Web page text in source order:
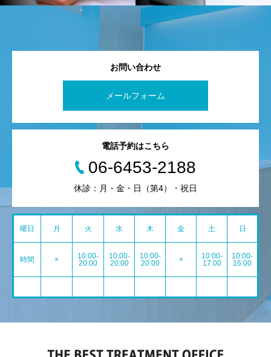
お問い合わせ
メールフォーム
電話予約はこちら
06-6453-2188
休診：月・金・日（第4）・祝日
曜日 月 火 水 木 金 土 日
時間 ×
10:00-
20:00
10:00-
20:00
10:00-
20:00
×
10:00-
17:00
10:00-
16:00